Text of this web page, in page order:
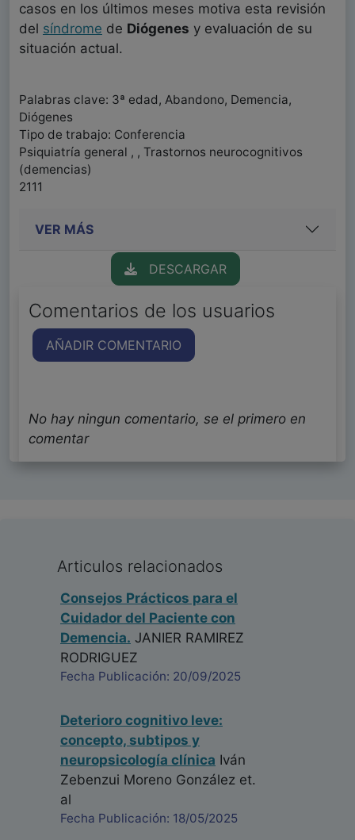
casos en los últimos meses motiva esta revisión
del síndrome de Diógenes y evaluación de su
situación actual.
Palabras clave: 3ª edad, Abandono, Demencia,
Diógenes
Tipo de trabajo: Conferencia
Psiquiatría general , , Trastornos neurocognitivos
(demencias)
2111
VER MÁS
DESCARGAR
Comentarios de los usuarios
AÑADIR COMENTARIO
No hay ningun comentario, se el primero en
comentar
Articulos relacionados
Consejos Prácticos para el
Cuidador del Paciente con
Demencia. JANIER RAMIREZ
RODRIGUEZ
Fecha Publicación: 20/09/2025
Deterioro cognitivo leve:
concepto, subtipos y
neuropsicología clínica Iván
Zebenzui Moreno González et.
al
Fecha Publicación: 18/05/2025